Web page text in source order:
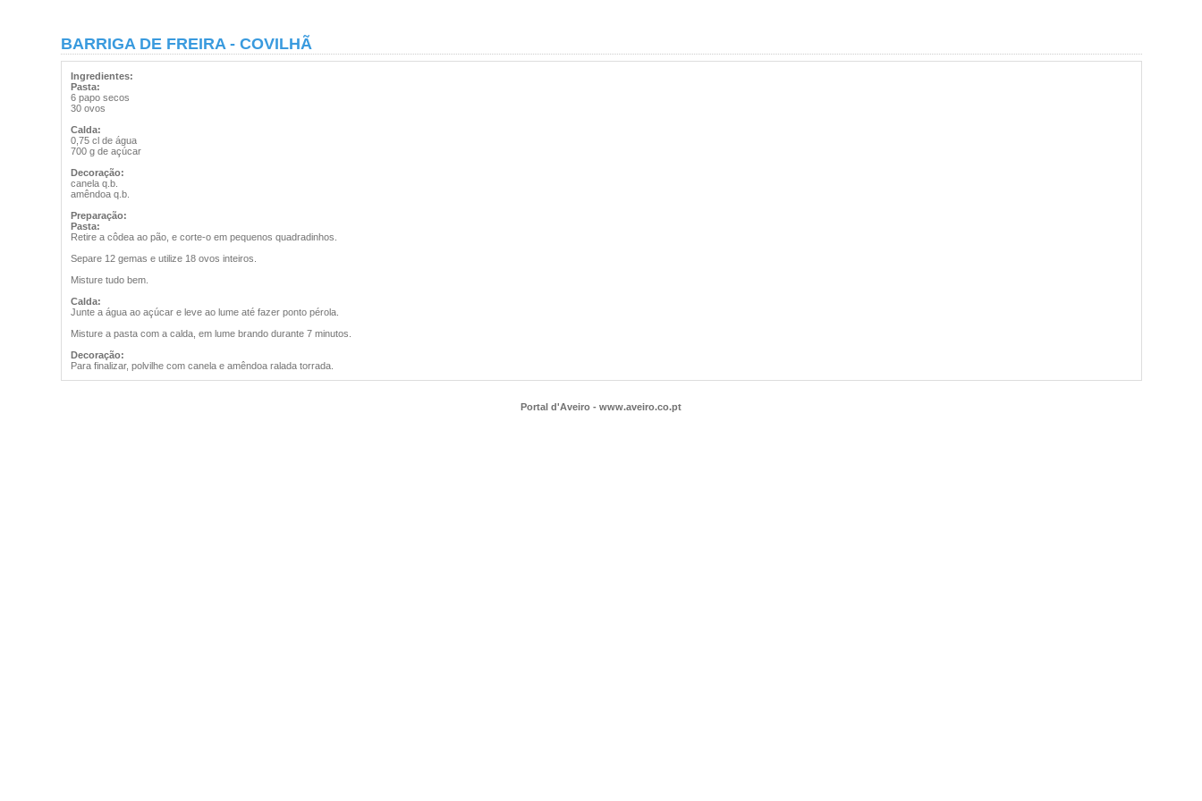
BARRIGA DE FREIRA - COVILHÃ
Ingredientes:
Pasta:
6 papo secos
30 ovos
Calda:
0,75 cl de água
700 g de açúcar
Decoração:
canela q.b.
amêndoa q.b.
Preparação:
Pasta:
Retire a côdea ao pão, e corte-o em pequenos quadradinhos.
Separe 12 gemas e utilize 18 ovos inteiros.
Misture tudo bem.
Calda:
Junte a água ao açúcar e leve ao lume até fazer ponto pérola.
Misture a pasta com a calda, em lume brando durante 7 minutos.
Decoração:
Para finalizar, polvilhe com canela e amêndoa ralada torrada.
Portal d'Aveiro - www.aveiro.co.pt